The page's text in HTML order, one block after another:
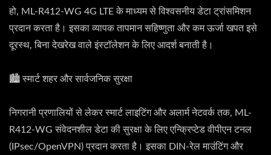
हो, ML-R412-WG 4G LTE के माध्यम से विश्वसनीय डेटा ट्रांसमिशन
प्रदान करता है। इसका व्यापक तापमान सहिष्णुता और कम ऊर्जा खपत इसे
दूरस्थ, बिना देखरेख वाले इंस्टॉलेशन के लिए आदर्श बनाती है।
🏙️ स्मार्ट शहर और सार्वजनिक सुरक्षा
निगरानी प्रणालियों से लेकर स्मार्ट लाइटिंग और अलार्म नेटवर्क तक, ML-
R412-WG संवेदनशील डेटा की सुरक्षा के लिए एन्क्रिप्टेड वीपीएन टनल
(IPsec/OpenVPN) प्रदान करता है। इसका DIN-रेल माउंटिंग और